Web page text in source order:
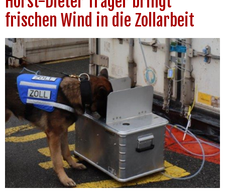
frischen Wind in die Zollarbeit